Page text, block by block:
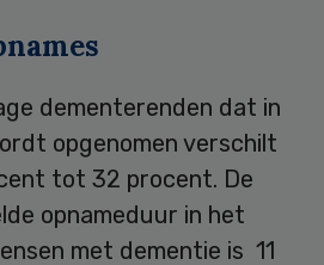
dementerenden dat in
opgenomen verschilt
tot 32 procent. De
opnameduur in het
met dementie is 11